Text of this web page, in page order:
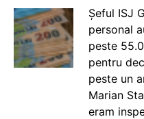
Șeful ISJ
personal
peste
pentru
peste un
Marian
eram